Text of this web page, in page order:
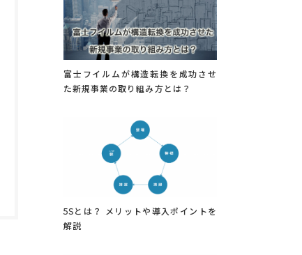
富士フイルムが構造転換を成功させ
た新規事業の取り組み方とは？
5Sとは？ メリットや導入ポイントを
解説